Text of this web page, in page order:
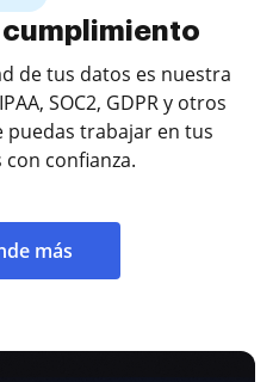
de tus datos es nuestra
SOC2, GDPR y otros
puedas trabajar en tus
confianza.
más